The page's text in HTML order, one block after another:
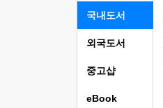
국내도서
외국도서
중고샵
eBook